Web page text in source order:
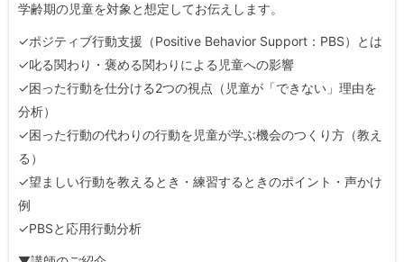
学齢期の児童を対象と想定してお伝えします。
✓ポジティブ行動支援（Positive Behavior Support：PBS）とは
✓叱る関わり・褒める関わりによる児童への影響
✓困った行動を仕分ける2つの視点（児童が「できない」理由を
分析）
✓困った行動の代わりの行動を児童が学ぶ機会のつくり方（教え
る）
✓望ましい行動を教えるとき・練習するときのポイント・声かけ
例
✓PBSと応用行動分析